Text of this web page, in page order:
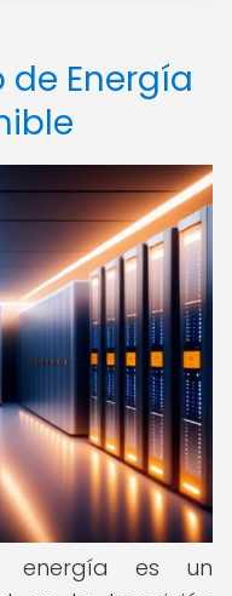
Energía
energía es un